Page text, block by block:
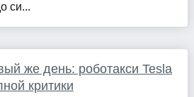
си...
же день: роботакси Tesla
критики